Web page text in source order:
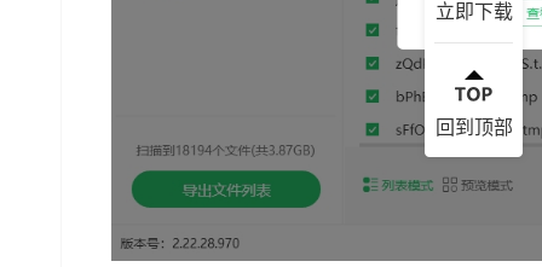
立即下载
回到顶部